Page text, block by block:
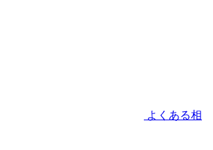
よくある相